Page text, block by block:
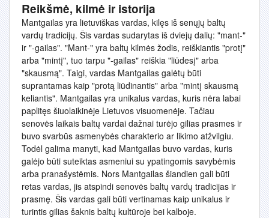
Reikšmė, kilmė ir istorija
Mantgailas yra lietuviškas vardas, kilęs iš senųjų baltų
vardų tradicijų. Šis vardas sudarytas iš dviejų dalių: "mant-"
ir "-gailas". "Mant-" yra baltų kilmės žodis, reiškiantis "protį"
arba "mintį", tuo tarpu "-gailas" reiškia "liūdesį" arba
"skausmą". Taigi, vardas Mantgailas galėtų būti
suprantamas kaip "protą liūdinantis" arba "mintį skausmą
keliantis". Mantgailas yra unikalus vardas, kuris nėra labai
paplitęs šiuolaikinėje Lietuvos visuomenėje. Tačiau
senovės laikais baltų vardai dažnai turėjo gilias prasmes ir
buvo svarbūs asmenybės charakterio ar likimo atžvilgiu.
Todėl galima manyti, kad Mantgailas buvo vardas, kuris
galėjo būti suteiktas asmeniui su ypatingomis savybėmis
arba pranašystėmis. Nors Mantgailas šiandien gali būti
retas vardas, jis atspindi senovės baltų vardų tradicijas ir
prasmę. Šis vardas gali būti vertinamas kaip unikalus ir
turintis gilias šaknis baltų kultūroje bei kalboje.